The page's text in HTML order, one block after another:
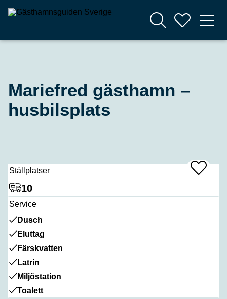
Mariefred gästhamn –
husbilsplats
Add
To
Ställplatser
10
Service
Dusch
Eluttag
Färskvatten
Latrin
Miljöstation
Toalett